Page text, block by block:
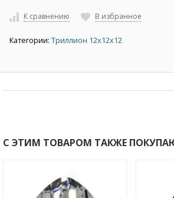
К сравнению В избранное
Категории: Триллион 12х12х12
С ЭТИМ ТОВАРОМ ТАКЖЕ